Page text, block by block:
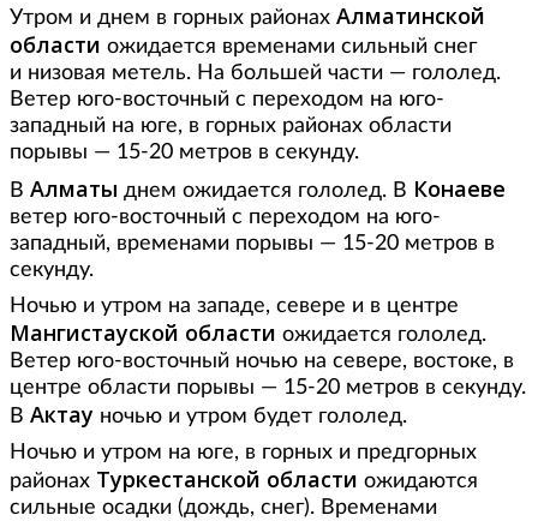
Утром и днем в горных районах Алматинской
области ожидается временами сильный снег
и низовая метель. На большей части — гололед.
Ветер юго-восточный с переходом на юго-
западный на юге, в горных районах области
порывы — 15-20 метров в секунду.
В Алматы днем ожидается гололед. В Конаеве
ветер юго-восточный с переходом на юго-
западный, временами порывы — 15-20 метров в
секунду.
Ночью и утром на западе, севере и в центре
Мангистауской области ожидается гололед.
Ветер юго-восточный ночью на севере, востоке, в
центре области порывы — 15-20 метров в секунду.
В Актау ночью и утром будет гололед.
Ночью и утром на юге, в горных и предгорных
районах Туркестанской области ожидаются
сильные осадки (дождь, снег). Временами